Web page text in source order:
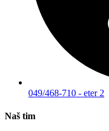
049/468-710 - eter 2
Naš tim